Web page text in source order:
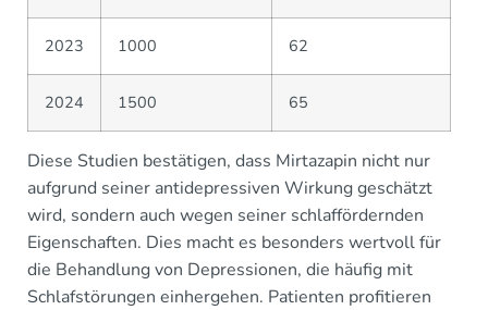
2023 1000 62
2024 1500 65
Diese Studien bestätigen, dass Mirtazapin nicht nur
aufgrund seiner antidepressiven Wirkung geschätzt
wird, sondern auch wegen seiner schlaffördernden
Eigenschaften. Dies macht es besonders wertvoll für
die Behandlung von Depressionen, die häufig mit
Schlafstörungen einhergehen. Patienten profitieren